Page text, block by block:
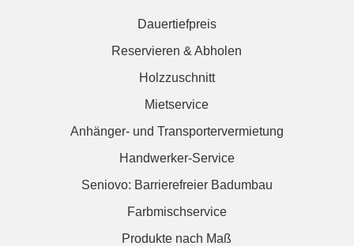
Dauertiefpreis
Reservieren & Abholen
Holzzuschnitt
Mietservice
Anhänger- und Transportervermietung
Handwerker-Service
Seniovo: Barrierefreier Badumbau
Farbmischservice
Produkte nach Maß